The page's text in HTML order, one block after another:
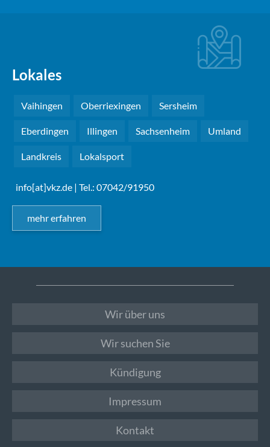
Lokales
Vaihingen Oberriexingen Sersheim
Eberdingen Illingen Sachsenheim Umland
Landkreis Lokalsport
info[at]vkz.de | Tel.: 07042/91950
mehr erfahren
Wir über uns
Wir suchen Sie
Kündigung
Impressum
Kontakt